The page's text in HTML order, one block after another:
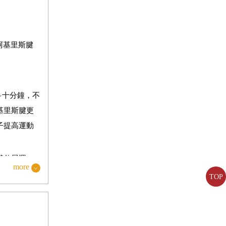
TOP
基里斯腱
十分鐘，不
里斯腱更
提高運動
伸展運
的期望。
more